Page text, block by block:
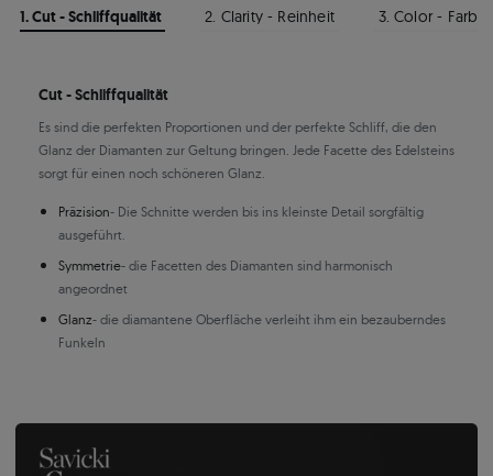
1. Cut - Schliffqualität 2. Clarity - Reinheit 3. Color - Farbe
Cut - Schliffqualität
Es sind die perfekten Proportionen und der perfekte Schliff, die den
Glanz der Diamanten zur Geltung bringen. Jede Facette des Edelsteins
sorgt für einen noch schöneren Glanz.
Präzision- Die Schnitte werden bis ins kleinste Detail sorgfältig
ausgeführt.
Symmetrie- die Facetten des Diamanten sind harmonisch
angeordnet
Glanz- die diamantene Oberfläche verleiht ihm ein bezauberndes
Funkeln